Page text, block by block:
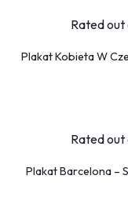
Ratedout
Plakat Kobieta W
Ratedout
Plakat Barcelona –